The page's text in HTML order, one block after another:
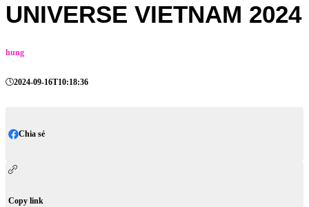
UNIVERSE VIETNAM 2024
hung
2024-09-16T10:18:36
Chia sẻ
Copy link